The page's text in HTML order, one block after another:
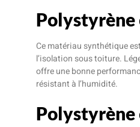
Polystyrène
Ce matériau synthétique
l’isolation sous toiture.
offre une bonne
résistant à l’humidité.